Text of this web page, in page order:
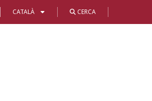
CATALÀ CERCA